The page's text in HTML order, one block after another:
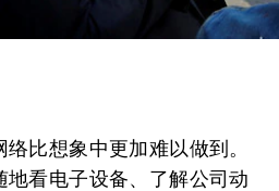
比想象中更加难以做到。
看电子设备、了解公司动